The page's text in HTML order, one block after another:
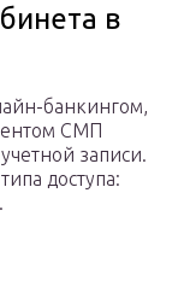
в
банкингом,
СМП
записи.
доступа: